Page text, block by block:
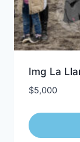
Img La
$5,000